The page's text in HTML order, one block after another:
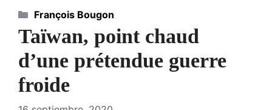
Taïwan, point chaud
d’une prétendue guerre
froide
Categorías
François Bougon